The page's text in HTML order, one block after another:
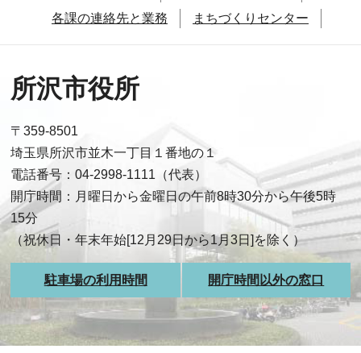
各課の連絡先と業務
まちづくりセンター
所沢市役所
〒359-8501
埼玉県所沢市並木一丁目１番地の１
電話番号：04-2998-1111（代表）
開庁時間：月曜日から金曜日の午前8時30分から午後5時
15分
（祝休日・年末年始[12月29日から1月3日]を除く）
駐車場の利用時間 開庁時間以外の窓口